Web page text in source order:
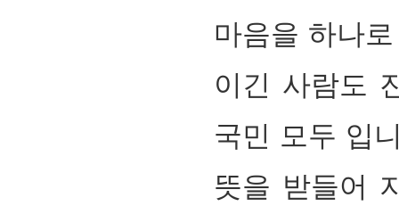
마음을 하나
이긴 사람도
국민 모두 입
뜻을 받들어